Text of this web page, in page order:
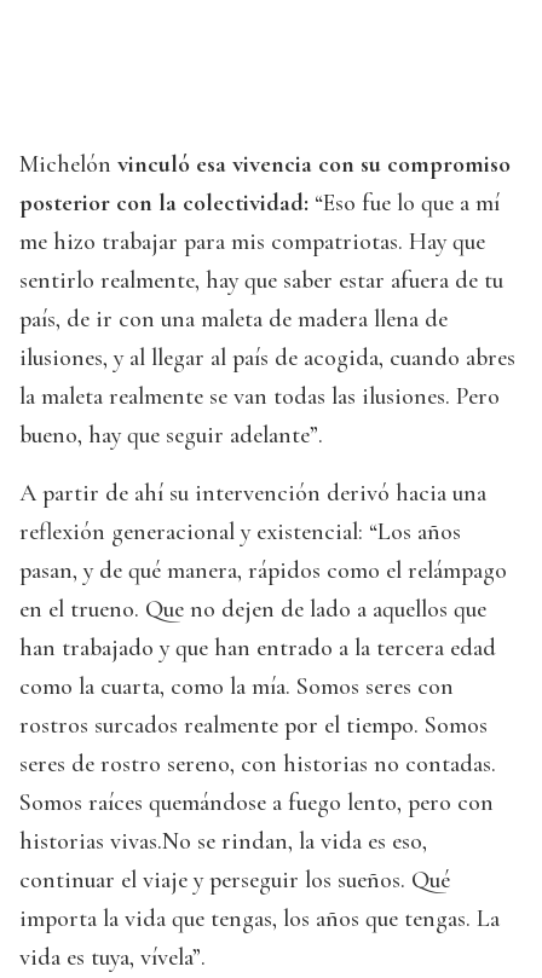
Michelón vinculó esa vivencia con su compromiso
posterior con la colectividad: “Eso fue lo que a mí
me hizo trabajar para mis compatriotas. Hay que
sentirlo realmente, hay que saber estar afuera de tu
país, de ir con una maleta de madera llena de
ilusiones, y al llegar al país de acogida, cuando abres
la maleta realmente se van todas las ilusiones. Pero
bueno, hay que seguir adelante”.
A partir de ahí su intervención derivó hacia una
reflexión generacional y existencial: “Los años
pasan, y de qué manera, rápidos como el relámpago
en el trueno. Que no dejen de lado a aquellos que
han trabajado y que han entrado a la tercera edad
como la cuarta, como la mía. Somos seres con
rostros surcados realmente por el tiempo. Somos
seres de rostro sereno, con historias no contadas.
Somos raíces quemándose a fuego lento, pero con
historias vivas.No se rindan, la vida es eso,
continuar el viaje y perseguir los sueños. Qué
importa la vida que tengas, los años que tengas. La
vida es tuya, vívela”.